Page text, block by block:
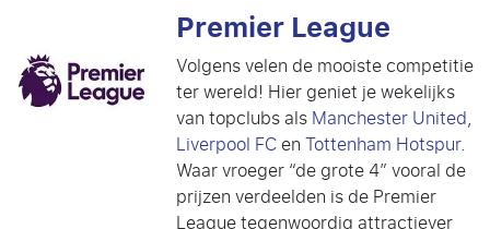
Premier League
Volgens velen de mooiste competitie
ter wereld! Hier geniet je wekelijks
van topclubs alsManchester United,
Liverpool FCenTottenham Hotspur.
Waar vroeger “de grote 4” vooral de
prijzen verdeelden is de Premier
League tegenwoordig attractiever